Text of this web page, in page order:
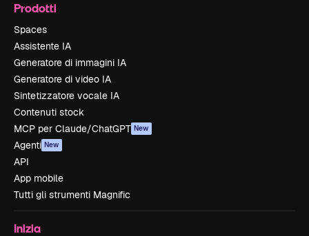
Prodotti
Spaces
Assistente IA
Generatore di immagini IA
Generatore di video IA
Sintetizzatore vocale IA
Contenuti stock
MCP per Claude/ChatGPT New
Agenti New
API
App mobile
Tutti gli strumenti Magnific
Inizia